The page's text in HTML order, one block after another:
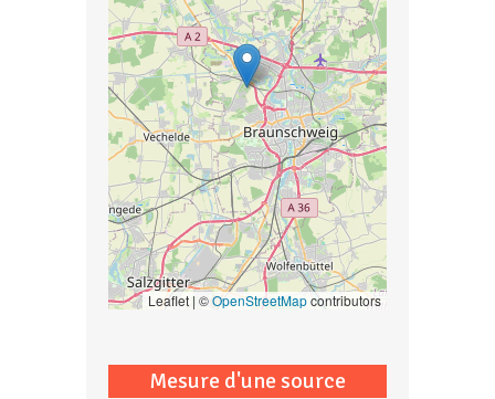
Leaflet | ©OpenStreetMapcontributors
Mesure d'une source